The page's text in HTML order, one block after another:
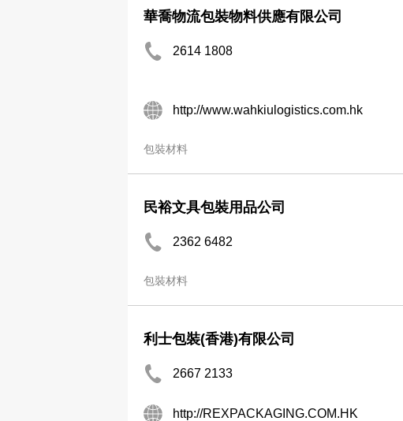
華喬物流包裝物料供應有限公司
2614 1808
http://www.wahkiulogistics.com.hk
包裝材料
民裕文具包裝用品公司
2362 6482
包裝材料
利士包裝(香港)有限公司
2667 2133
http://REXPACKAGING.COM.HK